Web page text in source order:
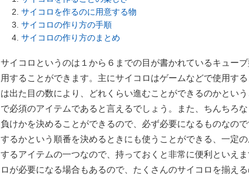
サイコロを作るのに用意する物
サイコロの作り方の手順
サイコロの作り方のまとめ
サイコロというのは１から６までの目が書かれているキュー
用することができます。主にサイコロはゲームなどで使用す
は出た目の数により、どれくらい進むことができるのかとい
で必須のアイテムであると言えるでしょう。また、ちんちろ
負けかを決めることができるので、必ず必要になるものなの
するかという順番を決めるときにも使うことができる、一定
するアイテムの一つなので、持っておくと非常に便利といえ
ロが必要になる場合もあるので、たくさんのサイコロを揃え